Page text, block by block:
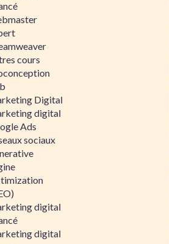
cours
Digital
digital
Ads
sociaux
digital
digital